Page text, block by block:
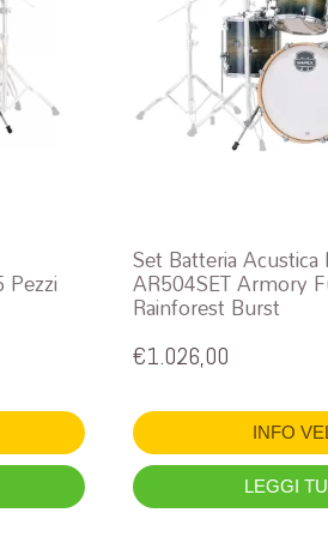
Set Batteria Acustica
AR504SET Armory
Rainforest Burst
€1.026,00
INFO
LEGGI